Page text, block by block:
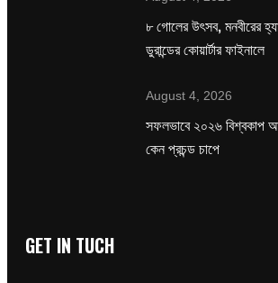
৮ গোলের উৎসব, মনবীরের
ডুরান্ডের কোয়ার্টার ফাইনালে
August 4, 2026
সফলভাবে ২০২৬ বিশ্বকাপ
কেন প্রচন্ড চাপে
GET IN TUCH